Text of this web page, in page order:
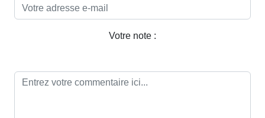
Votre note :